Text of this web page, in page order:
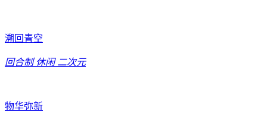
溯回青空
回合制 休闲 二次元
物华弥新